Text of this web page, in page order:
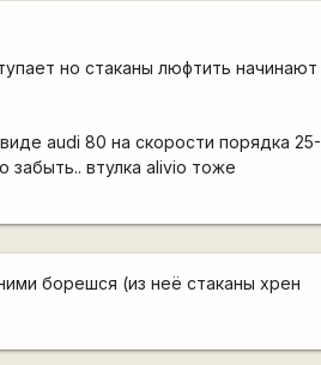
но стаканы люфтить начинают
audi 80 на скорости порядка 25-
втулка alivio тоже
борешся (из неё стаканы хрен